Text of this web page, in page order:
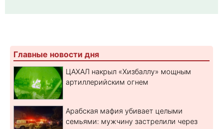
Главные новости дня
ЦАХАЛ накрыл «Хизбаллу» мощным
артиллерийским огнем
Арабская мафия убивает целыми
семьями: мужчину застрелили через